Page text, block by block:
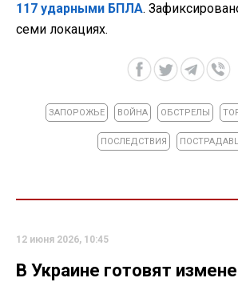
117 ударными БПЛА.
семи локациях.
ЗАПОРОЖЬЕ ВОЙНА ОБСТРЕЛЫ
ПОСЛЕДСТВИЯ
12 июня 2026, 10:45
В Украине готовят